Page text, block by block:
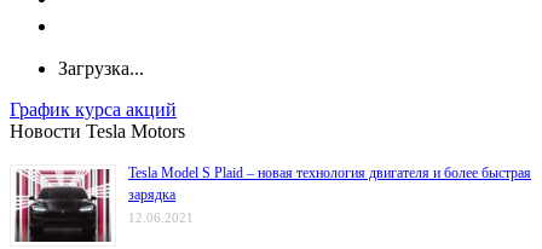
Загрузка...
График курса акций
Новости Tesla Motors
Tesla Model S Plaid – новая технология двигателя и более быстрая
зарядка
12.06.2021